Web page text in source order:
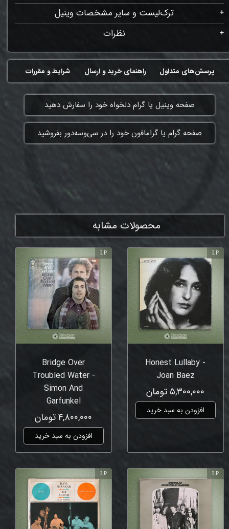
ترک‌لیست و سایر مشخصات وینیل
نظرات
شرایط و مقررات راهنمای خرید و ارسال پرسش‌های متداول
​صفحه وینیل یا گرام دلخواه خود را سفارش دهید
​صفحه گرام یا گرامافون خود را در سی‌وسه‌دور بفروشید
محصولات مشابه
Honest Lullaby -
Joan Baez
۵,۳۰۰,۰۰۰ تومان
افزودن به سبد خرید
LP
Bridge Over
Troubled Water -
Simon And
Garfunkel
۴,۸۰۰,۰۰۰ تومان
افزودن به سبد خرید
LP
LP
LP